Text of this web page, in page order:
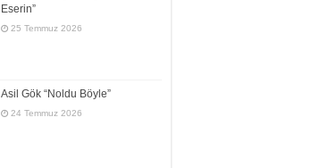
Eserin”
25 Temmuz 2026
Asil Gök “Noldu Böyle”
24 Temmuz 2026